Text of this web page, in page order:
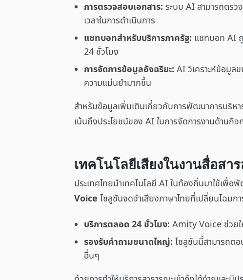
การตรวจสอบเอกสาร: ระบบ AI สามารถตรว
เวลาในการดำเนินการ
แชทบอทสำหรับบริการภาครัฐ: แชทบอท AI ถู
24 ชั่วโมง
การจัดการข้อมูลอัจฉริยะ: AI วิเคราะห์ข้อมูล
ความแม่นยำมากขึ้น
สำหรับข้อมูลเพิ่มเติมเกี่ยวกับการพัฒนาการบริ
เน้นถึงประโยชน์ของ AI ในการจัดการงานด้านกิจ
เทคโนโลยีเสียงในงานสื่อสา
ประเทศไทยนำเทคโนโลยี AI ในท้องถิ่นมาใช้เพื่
Voice โซลูชันจดจำเสียงภาษาไทยที่เปลี่ยนโฉมก
บริการตลอด 24 ชั่วโมง: Amity Voice ช่วยใ
รองรับคำถามขนาดใหญ่: โซลูชันนี้สามารถต
อื่นๆ